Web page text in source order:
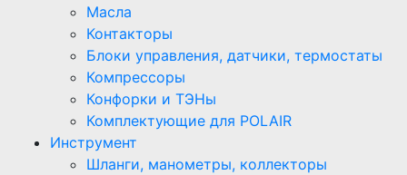
Масла
Контакторы
Блоки управления, датчики, термостаты
Компрессоры
Конфорки и ТЭНы
Комплектующие для POLAIR
Инструмент
Шланги, манометры, коллекторы